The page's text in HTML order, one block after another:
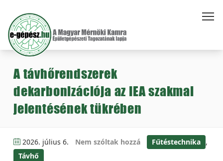
A távhőrendszerek
dekarbonizációja az IEA szakmai
jelentésének tükrében
2026. július 6. Nem szóltak hozzá Fűtéstechnika ,
Távhő